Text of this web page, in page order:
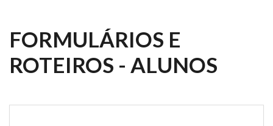
FORMULÁRIOS E
ROTEIROS - ALUNOS